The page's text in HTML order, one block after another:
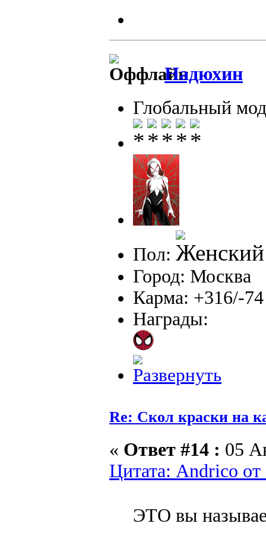
Надюхин
Глобальный
Пол:
Город: Москва
Карма: +316/-74
Награды:
Re: Скол краски на
« Ответ #14 : 05
Цитата: Andrico
ЭТО вы